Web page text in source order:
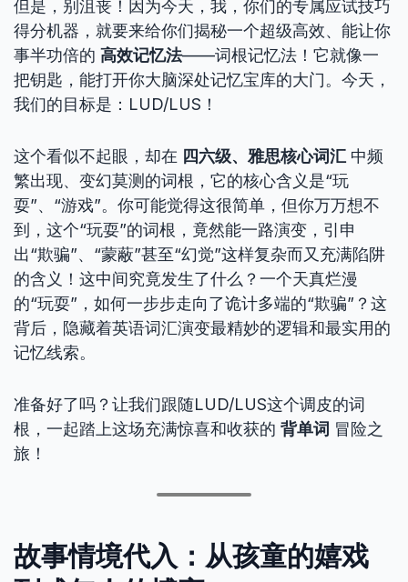
但是，别沮丧！因为今天，我，你们的专属应试技巧
得分机器，就要来给你们揭秘一个超级高效、能让你
事半功倍的 高效记忆法——词根记忆法！它就像一
把钥匙，能打开你大脑深处记忆宝库的大门。今天，
我们的目标是：LUD/LUS！
这个看似不起眼，却在 四六级、雅思核心词汇 中频
繁出现、变幻莫测的词根，它的核心含义是“玩
耍”、“游戏”。你可能觉得这很简单，但你万万想不
到，这个“玩耍”的词根，竟然能一路演变，引申
出“欺骗”、“蒙蔽”甚至“幻觉”这样复杂而又充满陷阱
的含义！这中间究竟发生了什么？一个天真烂漫
的“玩耍”，如何一步步走向了诡计多端的“欺骗”？这
背后，隐藏着英语词汇演变最精妙的逻辑和最实用的
记忆线索。
准备好了吗？让我们跟随LUD/LUS这个调皮的词
根，一起踏上这场充满惊喜和收获的 背单词 冒险之
旅！
故事情境代入：从孩童的嬉戏